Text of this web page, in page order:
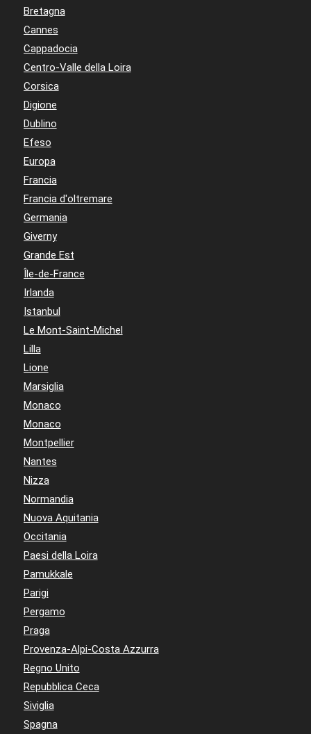
Bretagna
Cannes
Cappadocia
Centro-Valle della Loira
Corsica
Digione
Dublino
Efeso
Europa
Francia
Francia d'oltremare
Germania
Giverny
Grande Est
Île-de-France
Irlanda
Istanbul
Le Mont-Saint-Michel
Lilla
Lione
Marsiglia
Monaco
Monaco
Montpellier
Nantes
Nizza
Normandia
Nuova Aquitania
Occitania
Paesi della Loira
Pamukkale
Parigi
Pergamo
Praga
Provenza-Alpi-Costa Azzurra
Regno Unito
Repubblica Ceca
Siviglia
Spagna